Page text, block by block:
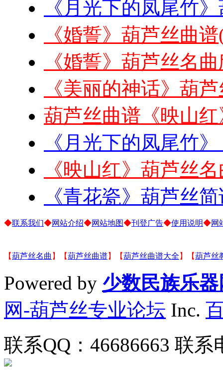
《月光下的凤尾竹
《婚誓》葫芦丝曲
《婚誓》葫芦丝名
《美丽的神话》葫
葫芦丝曲谱《映山
《月光下的凤尾竹
《映山红》葫芦丝
《青花瓷》葫芦丝
◆联系我们◆网站介绍◆网站地图◆刊登广告◆使用说明◆网
【葫芦丝名曲 】【葫芦丝曲谱】【葫芦丝曲谱大全 】【葫芦丝
Powered by 少数民族乐器
网-葫芦丝专业论坛 Inc.
联系QQ：46686663 联